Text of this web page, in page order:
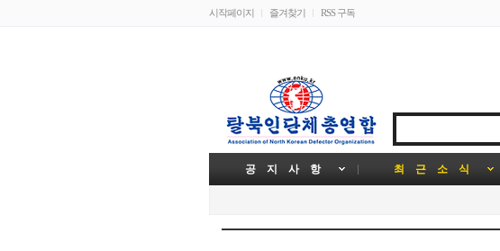
시작페이지 즐겨찾기 RSS 구독
공 지 사 항 최 근 소 식